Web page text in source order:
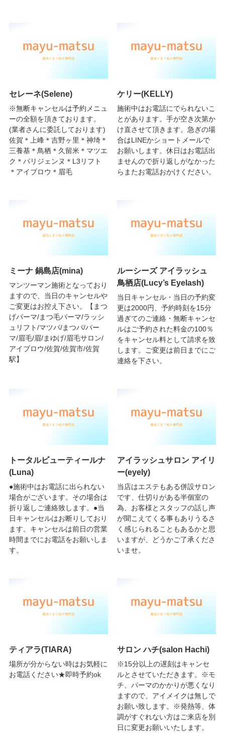
セレーネ(Selene)
※無断キャンセルは予約メニュ
ーの全額を頂きております。
(業者さんに委託しております)
佐賀＊上峰＊吉野ヶ里＊神埼＊
三養基＊鳥栖＊久留米＊マツエ
ク＊パリジェンヌ＊L3リフト
＊アイブロウ＊眉毛
ケリー(KELLY)
施術中はお電話にでられないこ
とがあります。手が空き次第か
け直させて頂きます。急ぎの場
合はLINEかショートメールで
お願いします。休日はお電話出
ませんので折り返しがなかった
らまたお電話おかけください。
ミーナ 鍋島店(mina)
マンツーマン施術となっており
ますので、当日のキャンセルや
ご変更はお控え下さい。【まつ
げパーマ/まつ毛パーマ/ラッシ
ュリフト/マツパ/まつパ/パー
マ/眉毛/眉/まゆげ/眉毛サロン/
アイブロウ/佐賀/佐賀市/佐賀
駅】
ルーシーズ アイラッシュ
鳥栖店(Lucy’s Eyelash)
当日キャンセル・当日の予約変
更は2000円、予約時刻を15分
過ぎてのご連絡・無断キャンセ
ルはご予約された料金の100％
をキャンセル料として請求を致
します。ご変更は前日までにご
連絡を下さい。
トータルビューティールナ
(Luna)
●施術中はお電話に出られない
場合がございます。その場合は
折り返しご連絡致します。●当
日キャンセルはお断りしており
ます。キャンセルは前日の営業
時間までにお電話をお願いしま
す。
アイラッシュサロン アイリ
ー(eyely)
当店はエステもある併設サロン
です、仕切りがある半個室の
為、お客様とスタッフの話し声
が聞こえてくる事もありうるさ
く感じられることもあるかと思
いますが、どうかご了承くださ
いませ。
ティアラ(TIARA)
場所が分からない時はお気軽に
お電話ください★即時予約ok
サロン ハチ(salon Hachi)
※15分以上の遅刻はキャンセ
ルとさせていただきます。※モ
チ、パーマのかかりが悪くなり
ますので、アイメイクは無しで
お願い致します。※発熱等、体
調がすぐれない方はご来店を別
日に変更お願いいたします。